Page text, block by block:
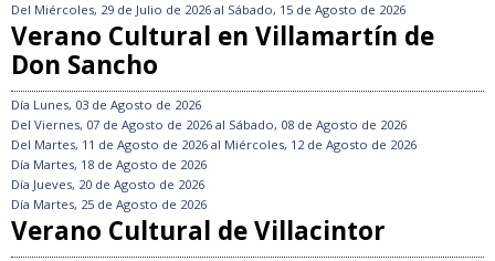
Del Miércoles, 29 de Julio de 2026 al Sábado, 15 de Agosto de 2026
Verano Cultural en Villamartín de
Don Sancho
Día Lunes, 03 de Agosto de 2026
Del Viernes, 07 de Agosto de 2026 al Sábado, 08 de Agosto de 2026
Del Martes, 11 de Agosto de 2026 al Miércoles, 12 de Agosto de 2026
Día Martes, 18 de Agosto de 2026
Día Jueves, 20 de Agosto de 2026
Día Martes, 25 de Agosto de 2026
Verano Cultural de Villacintor